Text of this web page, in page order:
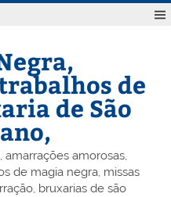
de
de São
amarrações amorosas,
de magia negra, missas
bruxarias de são